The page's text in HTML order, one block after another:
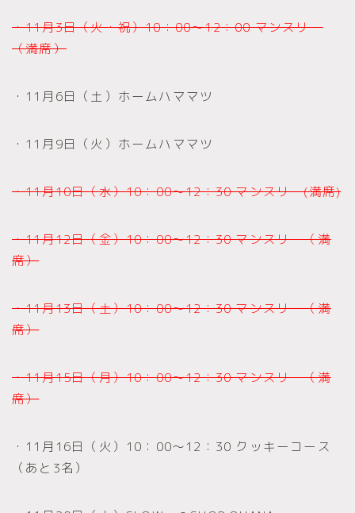
・11月3日（火・祝）10：00〜12：00 マンスリー
（満席）
・11月6日（土）ホームハママツ
・11月9日（火）ホームハママツ
・11月10日（水）10：00～12：30 マンスリー(満席)
・11月12日（金）10：00～12：30 マンスリー（満
席）
・11月13日（土）10：00～12：30 マンスリー（満
席）
・11月15日（月）10：00～12：30 マンスリー（満
席）
・11月16日（火）10：00～12：30 クッキーコース
（あと3名）